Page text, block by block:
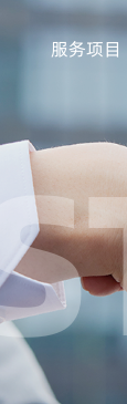
服务项目